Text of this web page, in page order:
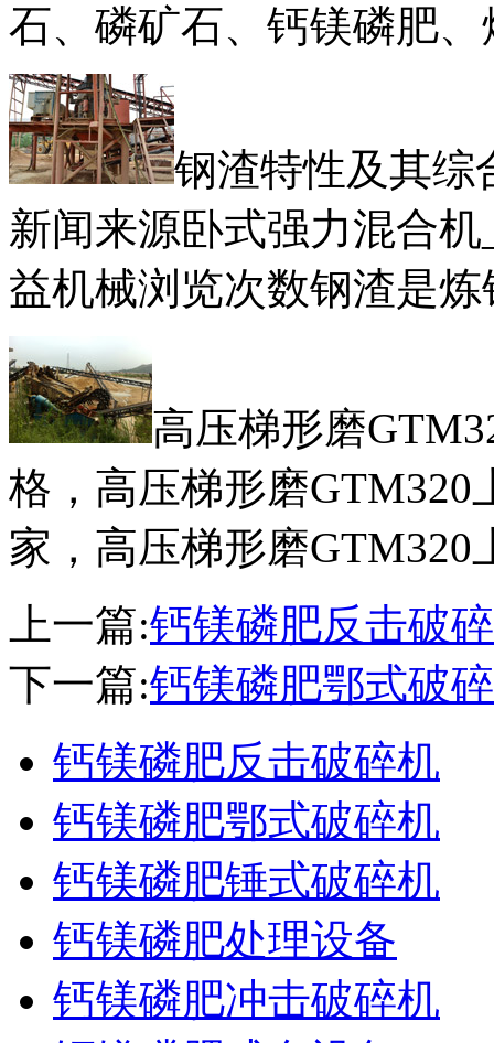
石、磷矿石、钙镁磷肥
钢渣特性及其综
新闻来源卧式强力混合
益机械浏览次数钢渣是炼
高压梯形磨
格，高压梯形磨
家，高压梯形磨GTM320
上一篇:钙镁磷肥反击破
下一篇:钙镁磷肥鄂式破
钙镁磷肥反击破碎机
钙镁磷肥鄂式破碎机
钙镁磷肥锤式破碎机
钙镁磷肥处理设备
钙镁磷肥冲击破碎机